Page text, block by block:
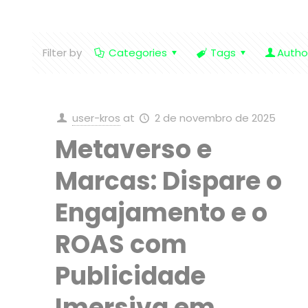
Filter by Categories Tags
user-kros at 2 de novembro de 2025
Metaverso e
Marcas: Dispare o
Engajamento e o
ROAS com
Publicidade